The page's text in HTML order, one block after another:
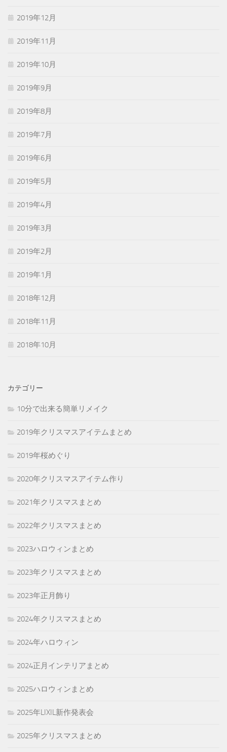
2019年12月
2019年11月
2019年10月
2019年9月
2019年8月
2019年7月
2019年6月
2019年5月
2019年4月
2019年3月
2019年2月
2019年1月
2018年12月
2018年11月
2018年10月
カテゴリー
10分で出来る簡単リメイク
2019年クリスマスアイテムまとめ
2019年桜めぐり
2020年クリスマスアイテム作り
2021年クリスマスまとめ
2022年クリスマスまとめ
2023ハロウィンまとめ
2023年クリスマスまとめ
2023年正月飾り
2024年クリスマスまとめ
2024年ハロウィン
2024正月インテリアまとめ
2025ハロウィンまとめ
2025年LIXIL新作発表会
2025年クリスマスまとめ